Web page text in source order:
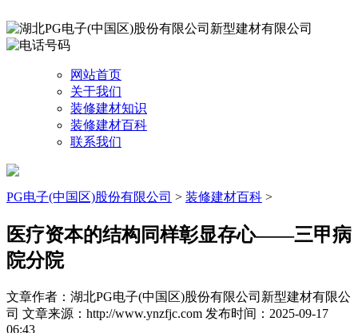
网站首页
关于我们
装修建材知识
装修建材百科
联系我们
PG电子(中国区)股份有限公司 > 装修建材百科 >
医疗资本的结构同样彰显存心——三甲病
院分院
文章作者：湖北PG电子(中国区)股份有限公司新型建材有限公
司 文章来源：http://www.ynzfjc.com 发布时间：2025-09-17
06:43